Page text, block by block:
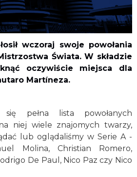
wczoraj swoje powołania
Świata. W składzie
oczywiście miejsca dla
Martíneza.
pełna lista powołanych
niej wiele znajomych twarzy,
lub oglądaliśmy w Serie A -
Molina, Christian Romero,
De Paul, Nico Paz czy Nico